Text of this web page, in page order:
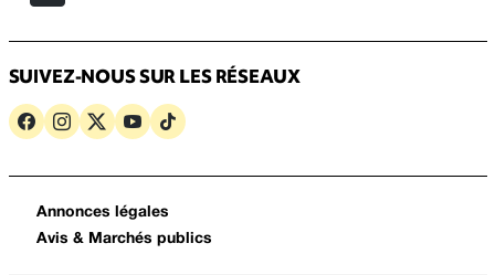
SUIVEZ-NOUS SUR LES RÉSEAUX
Annonces légales
Avis & Marchés publics